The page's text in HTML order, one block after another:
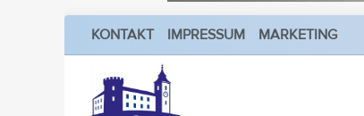
KONTAKT IMPRESSUM MARKETING